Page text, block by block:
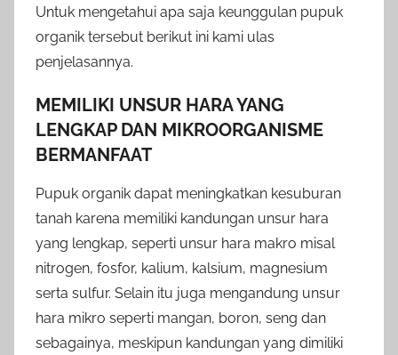
Untuk mengetahui apa saja keunggulan pupuk
organik tersebut berikut ini kami ulas
penjelasannya.
MEMILIKI UNSUR HARA YANG
LENGKAP DAN MIKROORGANISME
BERMANFAAT
Pupuk organik dapat meningkatkan kesuburan
tanah karena memiliki kandungan unsur hara
yang lengkap, seperti unsur hara makro misal
nitrogen, fosfor, kalium, kalsium, magnesium
serta sulfur. Selain itu juga mengandung unsur
hara mikro seperti mangan, boron, seng dan
sebagainya, meskipun kandungan yang dimiliki